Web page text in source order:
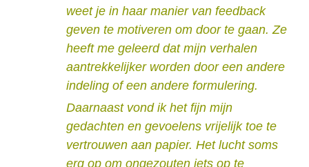
weet je in haar manier van feedback
geven te motiveren om door te gaan. Ze
heeft me geleerd dat mijn verhalen
aantrekkelijker worden door een andere
indeling of een andere formulering.
Daarnaast vond ik het fijn mijn
gedachten en gevoelens vrijelijk toe te
vertrouwen aan papier. Het lucht soms
erg op om ongezouten iets op te